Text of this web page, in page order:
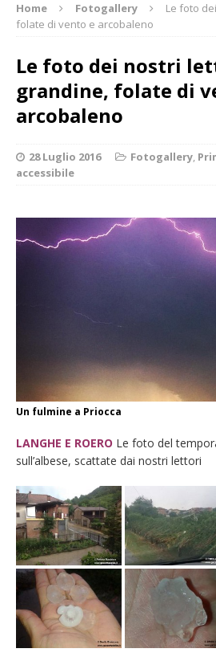
Home Fotogallery
Le foto
folate di vento e arcobaleno
Le foto dei nostri
grandine, folate di
arcobaleno
28 Luglio 2016 Fotogallery,
accessibile
Un fulmine a Priocca
LANGHE E ROERO Le foto del
sull’albese, scattate dai nostri lettori